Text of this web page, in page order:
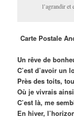
l’agrandir et
Carte Postale
Un rêve de
C’est d’avoir un
Près des toits,
Où je vivrais
C’est là, me
En hiver,